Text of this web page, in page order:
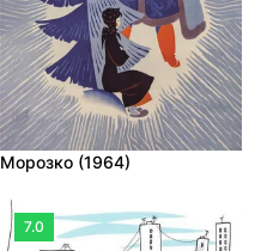
Морозко (1964)
7.0